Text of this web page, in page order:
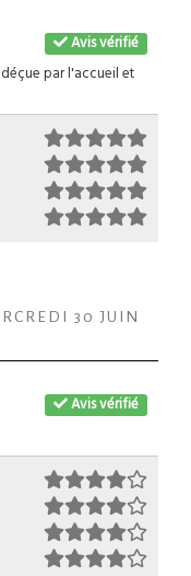
Avis vérifié
par l'accueil et
30 JUIN
Avis vérifié